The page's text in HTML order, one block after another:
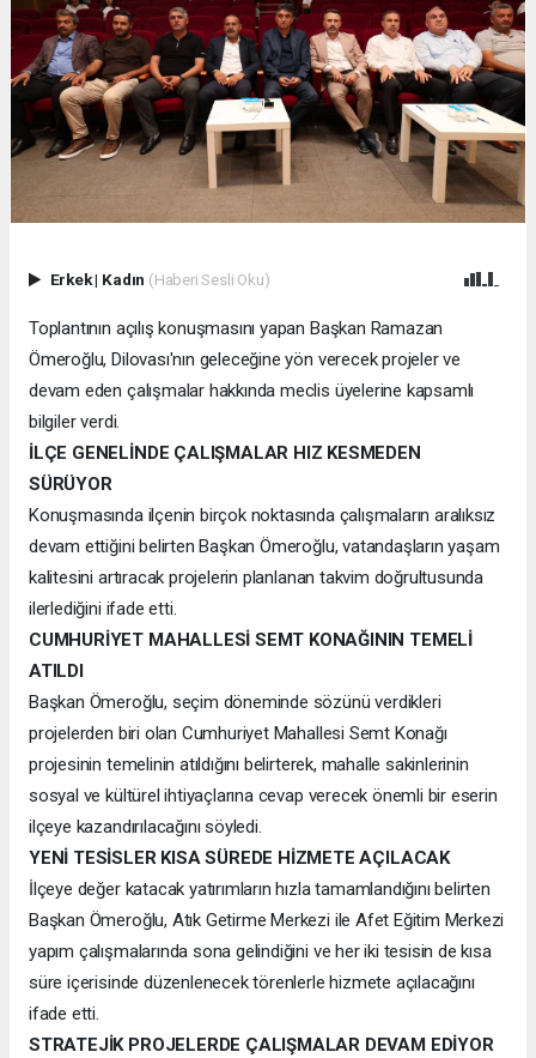
Erkek| Kadın (Haberi Sesli Oku)
Toplantının açılış konuşmasını yapan Başkan Ramazan
Ömeroğlu, Dilovası'nın geleceğine yön verecek projeler ve
devam eden çalışmalar hakkında meclis üyelerine kapsamlı
bilgiler verdi.
İLÇE GENELİNDE ÇALIŞMALAR HIZ KESMEDEN
SÜRÜYOR
Konuşmasında ilçenin birçok noktasında çalışmaların aralıksız
devam ettiğini belirten Başkan Ömeroğlu, vatandaşların yaşam
kalitesini artıracak projelerin planlanan takvim doğrultusunda
ilerlediğini ifade etti.
CUMHURİYET MAHALLESİ SEMT KONAĞININ TEMELİ
ATILDI
Başkan Ömeroğlu, seçim döneminde sözünü verdikleri
projelerden biri olan Cumhuriyet Mahallesi Semt Konağı
projesinin temelinin atıldığını belirterek, mahalle sakinlerinin
sosyal ve kültürel ihtiyaçlarına cevap verecek önemli bir eserin
ilçeye kazandırılacağını söyledi.
YENİ TESİSLER KISA SÜREDE HİZMETE AÇILACAK
İlçeye değer katacak yatırımların hızla tamamlandığını belirten
Başkan Ömeroğlu, Atık Getirme Merkezi ile Afet Eğitim Merkezi
yapım çalışmalarında sona gelindiğini ve her iki tesisin de kısa
süre içerisinde düzenlenecek törenlerle hizmete açılacağını
ifade etti.
STRATEJİK PROJELERDE ÇALIŞMALAR DEVAM EDİYOR